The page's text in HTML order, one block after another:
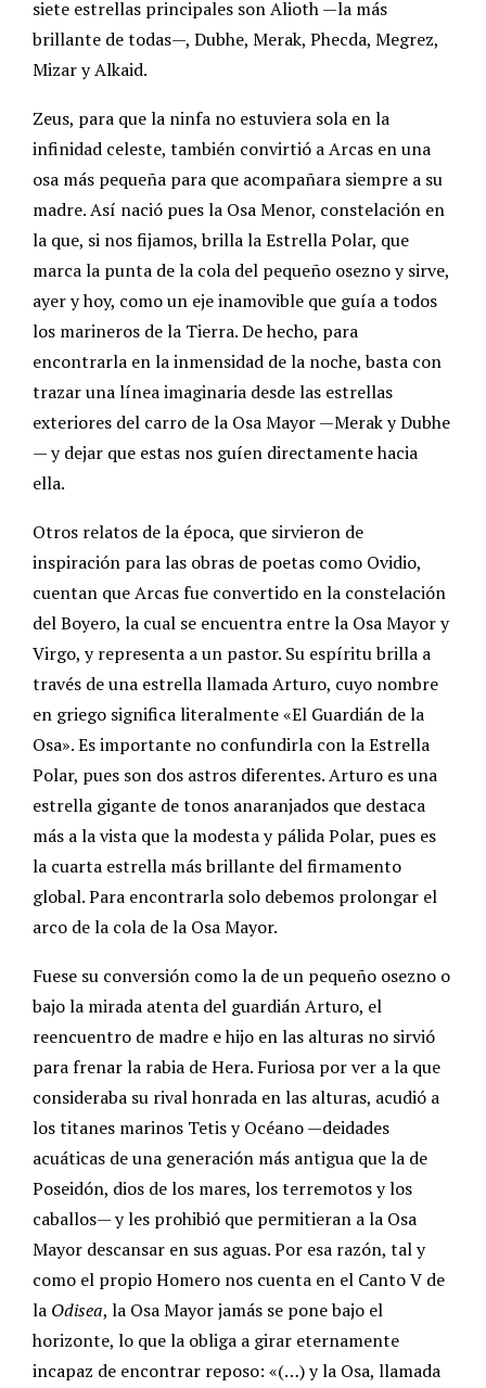
siete estrellas principales son Alioth —la más
brillante de todas—, Dubhe, Merak, Phecda, Megrez,
Mizar y Alkaid.
Zeus, para que la ninfa no estuviera sola en la
infinidad celeste, también convirtió a Arcas en una
osa más pequeña para que acompañara siempre a su
madre. Así nació pues la Osa Menor, constelación en
la que, si nos fijamos, brilla la Estrella Polar, que
marca la punta de la cola del pequeño osezno y sirve,
ayer y hoy, como un eje inamovible que guía a todos
los marineros de la Tierra. De hecho, para
encontrarla en la inmensidad de la noche, basta con
trazar una línea imaginaria desde las estrellas
exteriores del carro de la Osa Mayor —Merak y Dubhe
— y dejar que estas nos guíen directamente hacia
ella.
Otros relatos de la época, que sirvieron de
inspiración para las obras de poetas como Ovidio,
cuentan que Arcas fue convertido en la constelación
del Boyero, la cual se encuentra entre la Osa Mayor y
Virgo, y representa a un pastor. Su espíritu brilla a
través de una estrella llamada Arturo, cuyo nombre
en griego significa literalmente «El Guardián de la
Osa». Es importante no confundirla con la Estrella
Polar, pues son dos astros diferentes. Arturo es una
estrella gigante de tonos anaranjados que destaca
más a la vista que la modesta y pálida Polar, pues es
la cuarta estrella más brillante del firmamento
global. Para encontrarla solo debemos prolongar el
arco de la cola de la Osa Mayor.
Fuese su conversión como la de un pequeño osezno o
bajo la mirada atenta del guardián Arturo, el
reencuentro de madre e hijo en las alturas no sirvió
para frenar la rabia de Hera. Furiosa por ver a la que
consideraba su rival honrada en las alturas, acudió a
los titanes marinos Tetis y Océano —deidades
acuáticas de una generación más antigua que la de
Poseidón, dios de los mares, los terremotos y los
caballos— y les prohibió que permitieran a la Osa
Mayor descansar en sus aguas. Por esa razón, tal y
como el propio Homero nos cuenta en el Canto V de
la Odisea, la Osa Mayor jamás se pone bajo el
horizonte, lo que la obliga a girar eternamente
incapaz de encontrar reposo: «(…) y la Osa, llamada